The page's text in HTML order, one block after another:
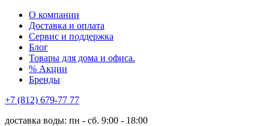
О компании
Доставка и оплата
Сервис и поддержка
Блог
Товары для дома и офиса.
% Акции
Бренды
+7 (812) 679-77 77
доставка воды: пн - сб. 9:00 - 18:00